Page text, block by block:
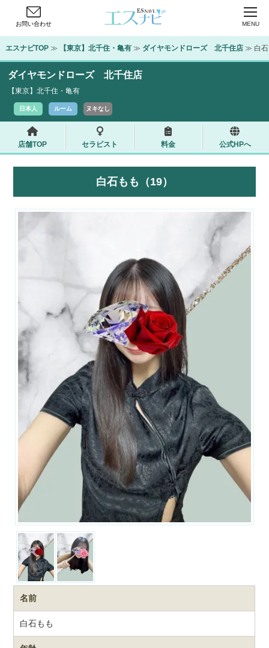
お問い合わせ MENU
エスナビTOP ≫ 【東京】北千住・亀有 ≫ ダイヤモンドローズ　北千住店 ≫ 白石
ダイヤモンドローズ 北千住店
【東京】北千住・亀有
日本人 ルーム ヌキなし
店舗TOP セラピスト 料金 公式HPへ
白石もも（19）
名前
白石もも